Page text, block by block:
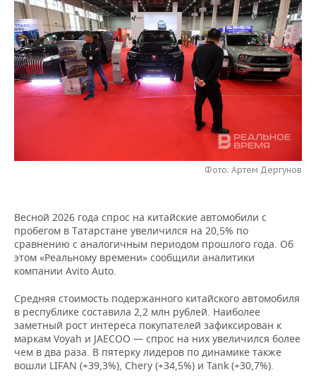
КОМУ ПРИНАДЛЕЖАТ
ТОРГОВЫЕ ЦЕНТРЫ
ТАТАРСТАНА
БЮДЖЕТ
ИНВЕСТИЦИИ
МАШИНОСТРОЕНИЕ
НЕФТЕХИМИЯ
НЕФТЬ
НОВОСТИ АВТО
БИЗНЕС
НОВОСТИ БИЗНЕСА
РОЗНИЧНАЯ ТОРГОВЛЯ
ТРАНСПОРТ
ТЕХНОЛОГИИ
НОВОСТИ ТЕХНОЛОГИЙ
МЕРОПРИЯТИЯ
НОВОСТИ МЕРОПРИЯТИЙ
ОТКРЫТАЯ ЛЕКЦИЯ
БАСКЕТБОЛ
ВОЛЕЙБОЛ
КИБЕРСПОРТ
ФИГУРНОЕ КАТАНИЕ
ВОДНЫЕ ВИДЫ СПОРТА
ИНФРАСТРУКТУРА
ИСТОРИЯ
КУЛЬТУРА
МЕДИЦИНА
ОБРАЗОВАНИЕ
СПРАВОЧНИК
СПИСОК ПЕРСОН
СПИСОК КОМПАНИЙ
ПОЛНАЯ ВЕРСИЯ
Фото: Артем Дергунов
Весной 2026 года спрос на китайские автомобили с
пробегом в Татарстане увеличился на 20,5% по
сравнению с аналогичным периодом прошлого года. Об
этом «Реальному времени» сообщили аналитики
компании Avito Auto.
Средняя стоимость подержанного китайского автомобиля
в республике составила 2,2 млн рублей. Наиболее
заметный рост интереса покупателей зафиксирован к
маркам Voyah и JAECOO — спрос на них увеличился более
чем в два раза. В пятерку лидеров по динамике также
вошли LIFAN (+39,3%), Chery (+34,5%) и Tank (+30,7%).